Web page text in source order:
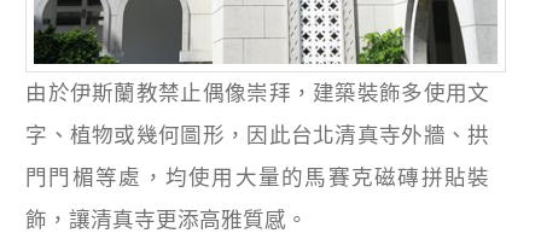
由於伊斯蘭教禁止偶像崇拜，建築裝飾多使用文
字、植物或幾何圖形，因此台北清真寺外牆、拱
門門楣等處，均使用大量的馬賽克磁磚拼貼裝
飾，讓清真寺更添高雅質感。